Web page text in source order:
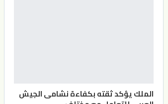
الملك يؤكد ثقته بكفاءة نشامى الجيش